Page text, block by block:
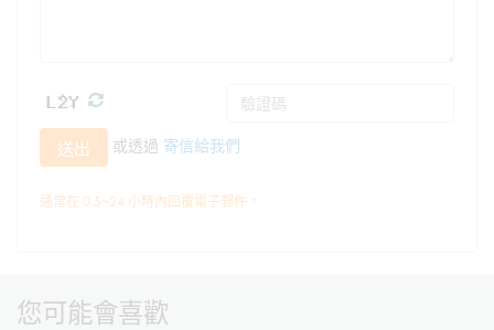
送出 或透過 寄信給我們
通常在 0.5~24 小時內回覆電子郵件。
您可能會喜歡